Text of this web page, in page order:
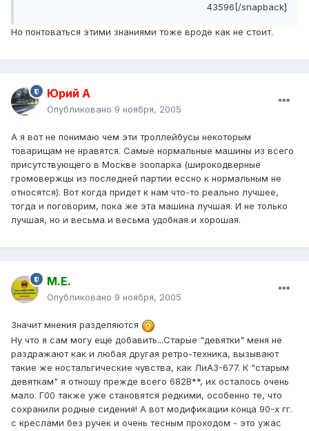
43596[/snapback]
Но понтоваться этими знаниями тоже вроде как не стоит.
Юрий А
Опубликовано 9 ноября, 2005
А я вот не понимаю чем эти троллейбусы некоторым
товарищам не нравятся. Самые нормальные машины из всего
присутствующего в Москве зоопарка (широкодверные
громовержцы из последней партии ессно к нормальным не
относятся). Вот когда придет к нам что-то реально лучшее,
тогда и поговорим, пока же эта машина лучшая. И не только
лучшая, но и весьма и весьма удобная и хорошая.
М.Е.
Опубликовано 9 ноября, 2005
Значит мнения разделяются
Ну что я сам могу еще добавить...Старые "девятки" меня не
раздражают как и любая другая ретро-техника, вызывают
такие же ностальгические чувства, как ЛиАЗ-677. К "старым
девяткам" я отношу прежде всего 682В**, их осталось очень
мало. Г00 также уже становятся редкими, особенно те, что
сохранили родные сидения! А вот модификации конца 90-х гг.
с креслами без ручек и очень тесным проходом - это ужас